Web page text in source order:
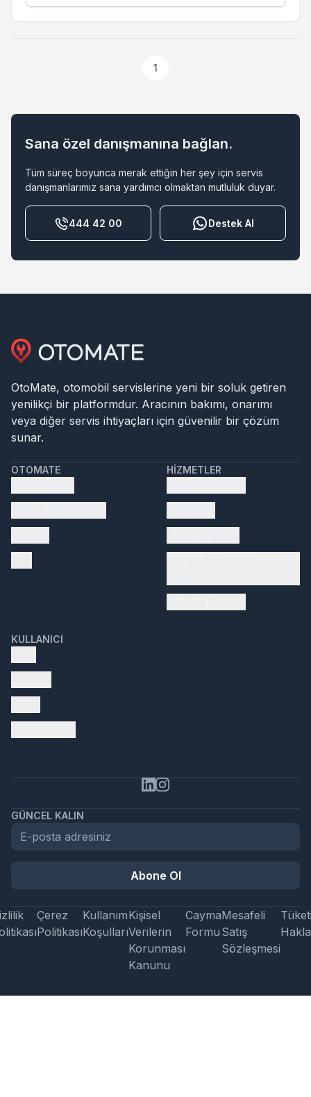
1
Sana özel danışmanına bağlan.
Tüm süreç boyunca merak ettiğin her şey için servis
danışmanlarımız sana yardımcı olmaktan mutluluk duyar.
444 42 00 Destek Al
OtoMate, otomobil servislerine yeni bir soluk getiren
yenilikçi bir platformdur. Aracının bakımı, onarımı
veya diğer servis ihtiyaçları için güvenilir bir çözüm
sunar.
OTOMATE HIZMETLER
KULLANICI
GÜNCEL KALIN
Abone Ol
Çerez
Politikası
Kullanım
Koşulları
Kişisel
Verilerin
Korunması
Kanunu
Cayma
Formu
Mesafeli
Satış
Sözleşmesi